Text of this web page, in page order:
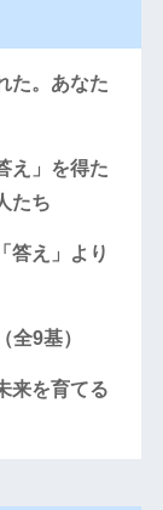
た。あなた
え」を得た
たち
答え」より
9基）
来を育てる